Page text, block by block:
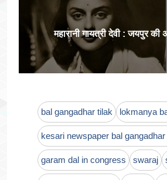
महारानी गायत्री देवी : जयपुर की
bal gangadhar tilak lokmanya
kesari newspaper bal gangadhar
garam dal in congress swaraj